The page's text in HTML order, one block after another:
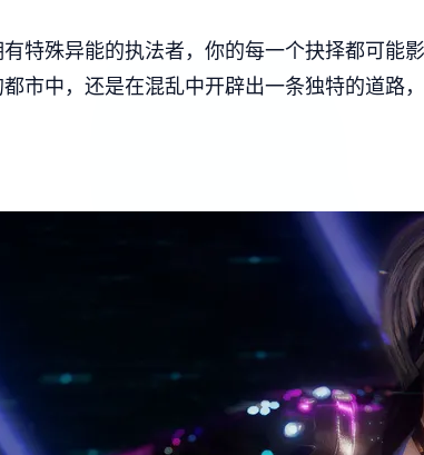
特殊异能的执法者，你的每一个抉择都可能
市中，还是在混乱中开辟出一条独特的道路